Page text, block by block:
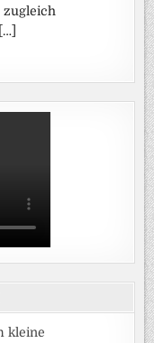
zugleich
kleine